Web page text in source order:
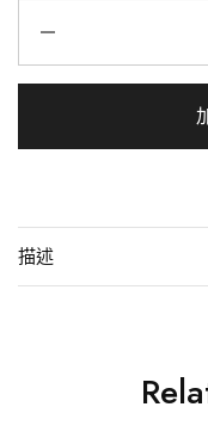
描述